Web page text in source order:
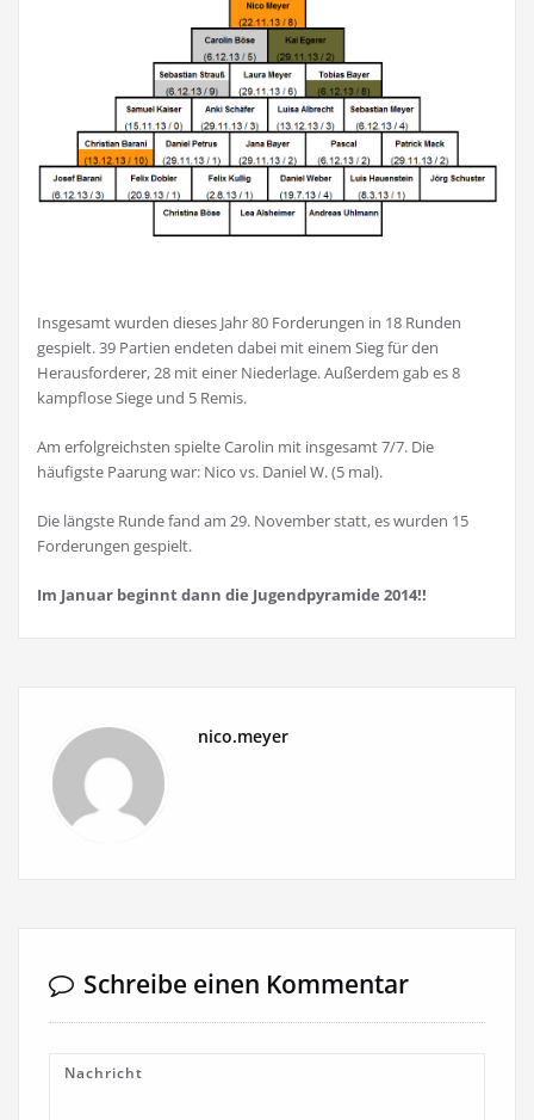
Insgesamt wurden dieses Jahr 80 Forderungen in 18 Runden
gespielt. 39 Partien endeten dabei mit einem Sieg für den
Herausforderer, 28 mit einer Niederlage. Außerdem gab es 8
kampflose Siege und 5 Remis.
Am erfolgreichsten spielte Carolin mit insgesamt 7/7. Die
häufigste Paarung war: Nico vs. Daniel W. (5 mal).
Die längste Runde fand am 29. November statt, es wurden 15
Forderungen gespielt.
Im Januar beginnt dann die Jugendpyramide 2014!!
nico.meyer
Schreibe einen Kommentar